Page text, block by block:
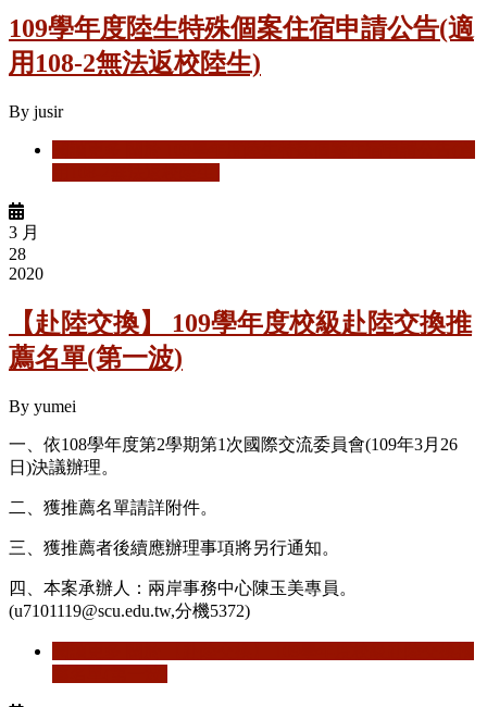
109學年度陸生特殊個案住宿申請公告(適
用108-2無法返校陸生)
By jusir
3 月
28
2020
【赴陸交換】 109學年度校級赴陸交換推
薦名單(第一波)
By yumei
一、依108學年度第2學期第1次國際交流委員會(109年3月26
日)決議辦理。
二、獲推薦名單請詳附件。
三、獲推薦者後續應辦理事項將另行通知。
四、本案承辦人：兩岸事務中心陳玉美專員。
(u7101119@scu.edu.tw,分機5372)